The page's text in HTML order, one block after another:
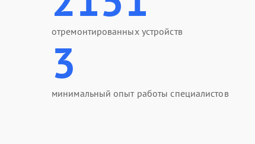
отремонтированных устройств
3
минимальный опыт работы специалистов